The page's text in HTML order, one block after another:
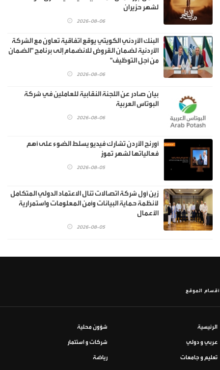
لشهر حزيران
2026-08-06
البنك الأردني الكويتي يوقع اتفاقية تعاون مع الشركة
الأردنية لضمان القروض للانضمام إلى برنامج "الضمان
من أجل التوظيف"
2026-08-06
بيان صادر عن اللجنة النقابية للعاملين في شركة
البوتاس العربية
2026-08-06
أورنج الأردن تشارك فيديو يسلط الضوء على أهم
فعالياتها لشهر تموز
2026-08-05
زين أول شركة اتصالات تنال الاعتماد الدولي المتكامل
لأنظمة حماية البيانات وأمن المعلومات واستمرارية
الأعمال
2026-08-05
أقسام الموقع
الرئيسية شؤون محلية
عربي و دولي شركات و استثمار
تعليم و جامعات رياضة